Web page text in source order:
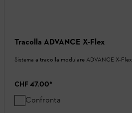
Tracolla ADVANCE X-Flex
Sistema a tracolla modulare ADVANCE X-Flex
CHF 47.00*
Confronta